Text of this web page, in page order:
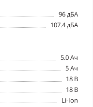
96 дБА
107.4 дБА
5.0 Ач
5 Ач
18 В
18 В
Li-Ion